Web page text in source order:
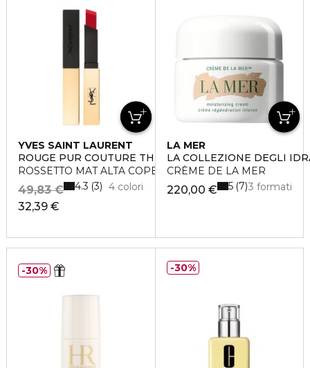
YVES SAINT LAURENT
ROUGE PUR COUTURE THE SLIM
ROSSETTO MAT ALTA COPERTURA LUNGA TENUTA
32,39 €
49,83 € 4 colori
4.3 3
LA MER
LA COLLEZIONE DEGLI
CRÈME DE LA MER
220,00 € 3 formati
5 7
30% 30%